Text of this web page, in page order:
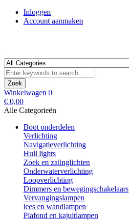
Inloggen
Account aanmaken
Zoek
Winkelwagen 0
€ 0,00
Alle Categorieën
Boot onderdelen
Verlichting
Navigatieverlichting
Hull lights
Zoek en zalinglichten
Onderwaterverlichting
Loopverlichting
Dimmers en bewegingschakelaars
Vervangingslampen
lees en wandlampen
Plafond en kajuitlampen